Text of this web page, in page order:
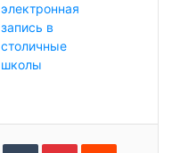
электронная
запись в
столичные
школы
S T P